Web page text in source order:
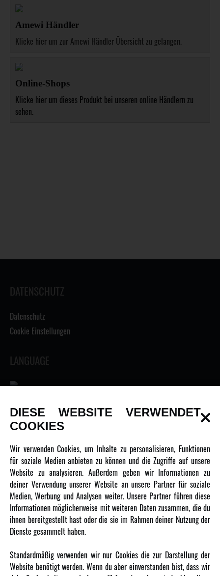
Amewi Händler
Klicke hier um zur Amewi Händler Übersicht zu gelangen.
Online-Shops
Klicke hier um dieses Produkt bei unseren online Händlern zu
sehen.
DATENSCHUTZ
Datenschutz
Cookie Einstellungen
LANGUAGE
INFORMATIONEN
Newsletter
Über uns
Karriere
Amewi Kataloge
MEHR VON AMEWI
Amewi Construction - Nutzfahrzeuge
DIESE WEBSITE VERWENDET
COOKIES
Wir verwenden Cookies, um Inhalte zu personalisieren, Funktionen
für soziale Medien anbieten zu können und die Zugriffe auf unsere
Website zu analysieren. Außerdem geben wir Informationen zu
deiner Verwendung unserer Website an unsere Partner für soziale
Medien, Werbung und Analysen weiter. Unsere Partner führen diese
Informationen möglicherweise mit weiteren Daten zusammen, die du
ihnen bereitgestellt hast oder die sie im Rahmen deiner Nutzung der
Dienste gesammelt haben.
Standardmäßig verwenden wir nur Cookies die zur Darstellung der
Website benötigt werden. Wenn du aber einverstanden bist, dass wir